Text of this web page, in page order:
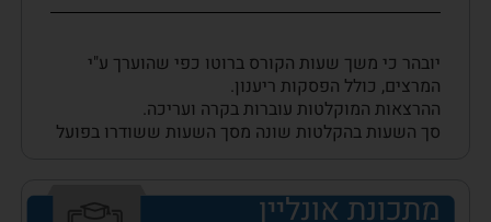
יובהר כי משך שעות הקורס ברוטו כפי שהוערך ע"י
המרצים, כולל הפסקות ריענון.
ההרצאות המוקלטות עוברות בקרה ועריכה.
סך השעות בהקלטות שונה מסך השעות ששודרו בפועל
מתכונת אונליין